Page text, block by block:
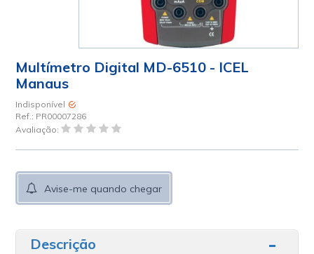
Multímetro Digital MD-6510 - ICEL
Manaus
Indisponível
Ref.: PR00007286
Avaliação:
Avise-me quando chegar
Descrição